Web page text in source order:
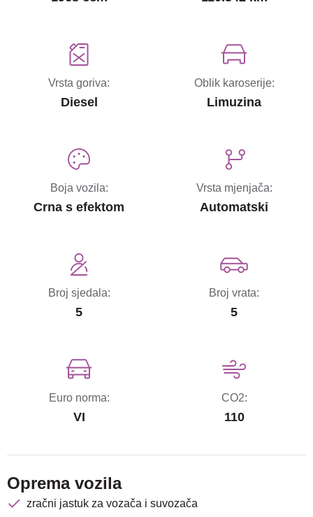
Vrsta goriva:
Diesel
Oblik karoserije:
Limuzina
Boja vozila:
Crna s efektom
Vrsta mjenjača:
Automatski
Broj sjedala:
5
Broj vrata:
5
Euro norma:
VI
CO2:
110
Oprema vozila
zračni jastuk za vozača i suvozača